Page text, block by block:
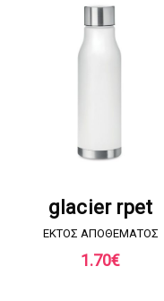
glacier rpet
EKTOΣ ΑΠΟΘΕΜΑΤΟΣ
1.70€